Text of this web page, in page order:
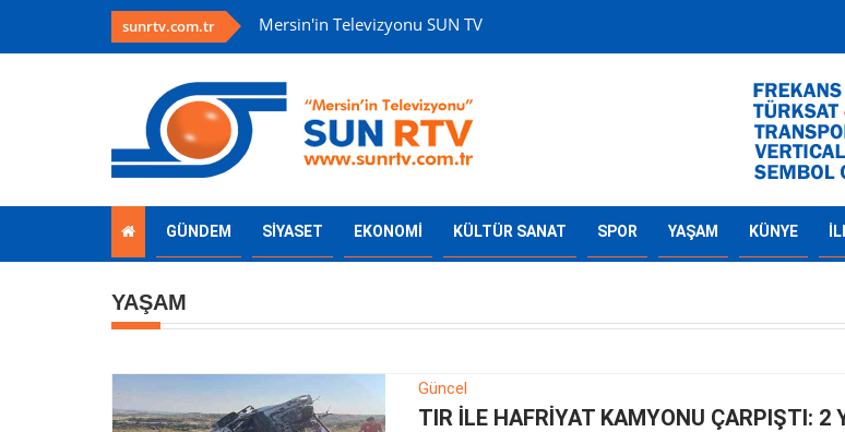
sunrtv.com.tr Mersin'in Televizyonu SUN TV
GÜNDEM SİYASET EKONOMİ KÜLTÜR SANAT SPOR YAŞAM KÜNYE
YAŞAM
Güncel
TIR İLE HAFRİYAT KAMYONU ÇARPIŞTI: 2